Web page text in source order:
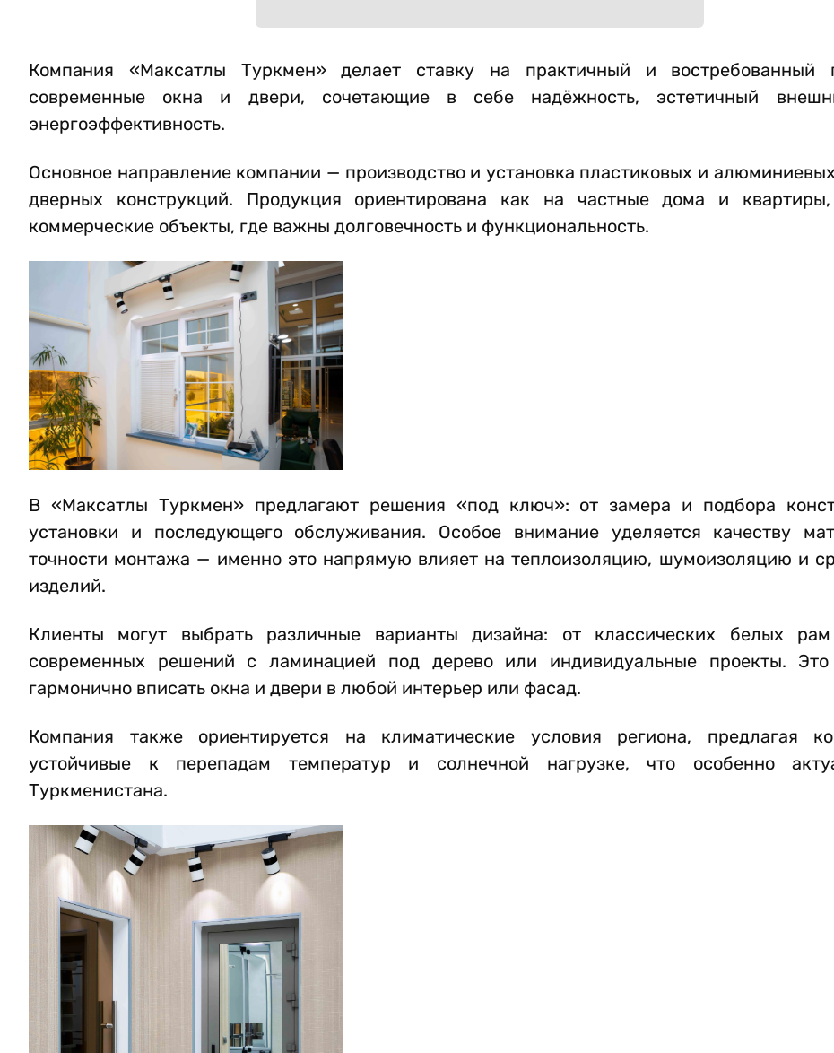
Компания «Максатлы Туркмен» делает ставку на практичный и востребованный
современные окна и двери, сочетающие в себе надёжность, эстетичный
энергоэффективность.
Основное направление компании — производство и установка пластиковых и
дверных конструкций. Продукция ориентирована как на частные дома и
коммерческие объекты, где важны долговечность и функциональность.
В «Максатлы Туркмен» предлагают решения «под ключ»: от замера и подбора
установки и последующего обслуживания. Особое внимание уделяется качеству
точности монтажа — именно это напрямую влияет на теплоизоляцию, шумоизоляцию и
изделий.
Клиенты могут выбрать различные варианты дизайна: от классических белых
современных решений с ламинацией под дерево или индивидуальные проекты. Это
гармонично вписать окна и двери в любой интерьер или фасад.
Компания также ориентируется на климатические условия региона, предлагая
устойчивые к перепадам температур и солнечной нагрузке, что особенно
Туркменистана.